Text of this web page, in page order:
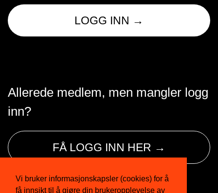
Vi bruker informasjonskapsler (cookies) for å
få innsikt til å gjøre din brukeropplevelse av
LOGG INN →
Allerede medlem, men mangler logg
inn?
FÅ LOGG INN HER →